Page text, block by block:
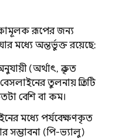
রূপের জন্য
মধ্যে অন্তর্ভুক্ত রয়েছে:
(অর্থাৎ, প্রকৃত
তুলনায় প্রতিটি
বেশি বা কম।
মধ্যে পর্যবেক্ষণকৃত
সম্ভাবনা (পি-ভ্যালু)